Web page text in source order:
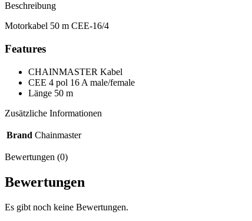
Beschreibung
Motorkabel 50 m CEE-16/4
Features
CHAINMASTER Kabel
CEE 4 pol 16 A male/female
Länge 50 m
Zusätzliche Informationen
Brand Chainmaster
Bewertungen (0)
Bewertungen
Es gibt noch keine Bewertungen.